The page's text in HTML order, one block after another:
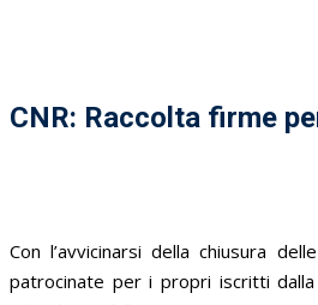
CNR: Raccolta firme
Con l’avvicinarsi della chiusura
patrocinate per i propri iscritti dalla